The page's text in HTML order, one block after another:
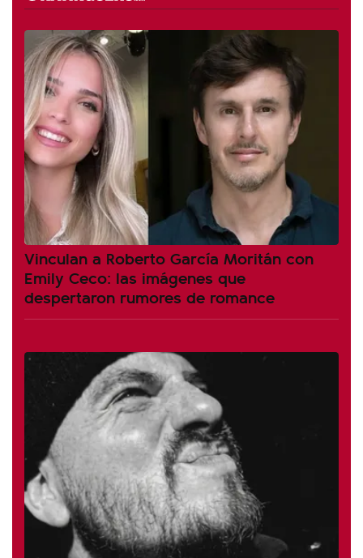
Vinculan a Roberto García Moritán con
Emily Ceco: las imágenes que
despertaron rumores de romance